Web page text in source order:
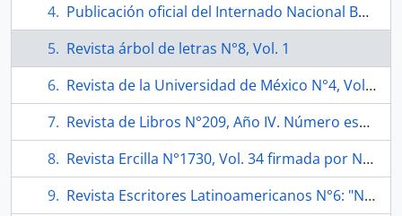
Publicación oficial del Internado Nacional Barros Arana N°12
Revista árbol de letras N°8, Vol. 1
Revista de la Universidad de México N°4, Vol. XVI
Revista de Libros N°209, Año IV. Número especial "Violeta Parra: 'Pienso cantar Día Domingo en el cielo'"
Revista Ercilla N°1730, Vol. 34 firmada por Nicanor Parra
Revista Escritores Latinoamericanos N°6: "Nicanor Parra (1914)"